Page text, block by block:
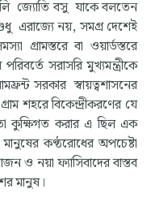
জ্যোতি বসু যাকে বলতেন
এরাজ্যে নয়, সমগ্র দেশেই
গ্রামস্তরে বা ওয়ার্ডস্তরে
সরাসরি মুখ্যমন্ত্রীকে
সরকার স্বায়ত্বশাসনের
শহরে বিকেন্দ্রীকরণের যে
কুক্ষিগত করার এ ছিল এক
কণ্ঠরোধের অপচেষ্টা
ও নয়া ফ্যাসিবাদের বাস্তব
মানুষ।